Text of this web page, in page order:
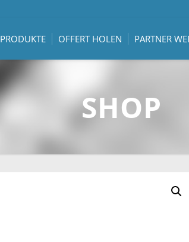
PRODUKTE OFFERT HOLEN PARTNER
SHOP